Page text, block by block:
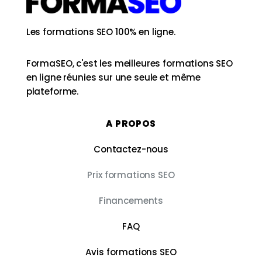
Les formations SEO 100% en ligne.
FormaSEO, c'est les meilleures formations SEO
en ligne réunies sur une seule et même
plateforme.
A PROPOS
Contactez-nous
Prix formations SEO
Financements
FAQ
Avis formations SEO